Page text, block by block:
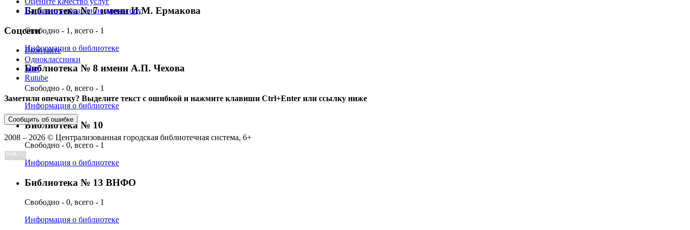
Библиотека № 7 имени И.М. Ермакова
Свободно - 1, всего - 1
Информация о библиотеке
Библиотека № 8 имени А.П. Чехова
Свободно - 0, всего - 1
Информация о библиотеке
Библиотека № 10
Свободно - 0, всего - 1
Информация о библиотеке
Библиотека № 13 ВНФО
Свободно - 0, всего - 1
Информация о библиотеке
Направить обращение директору
Соцсети
Вконтакте
Одноклассники
Max
Rutube
Заметили опечатку? Выделите текст с ошибкой и нажмите клавиши Ctrl+Enter или ссылку ниже
Сообщить об ошибке
2008 – 2026 © Централизованная городская библиотечная система, 6+